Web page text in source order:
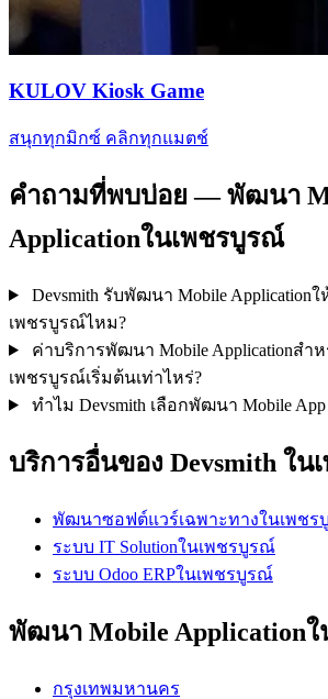
KULOV Kiosk Game
สนุกทุกมิกซ์ คลิกทุกแมตช์
คำถามที่พบบ่อย — พัฒนา
Applicationในเพชรบูรณ์
Devsmith รับพัฒนา Mobile Application
เพชรบูรณ์ไหม?
ค่าบริการพัฒนา Mobile Applicationสำ
เพชรบูรณ์เริ่มต้นเท่าไหร่?
ทำไม Devsmith เลือกพัฒนา Mobile App
บริการอื่นของ Devsmith ใน
พัฒนาซอฟต์แวร์เฉพาะทางในเพชร
ระบบ IT Solutionในเพชรบูรณ์
ระบบ Odoo ERPในเพชรบูรณ์
พัฒนา Mobile Application
กรุงเทพมหานคร